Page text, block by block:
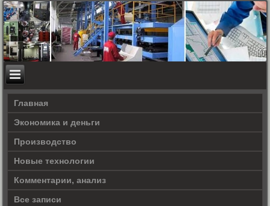
Главная
Экономика и деньги
Производство
Новые технологии
Комментарии, анализ
Все записи